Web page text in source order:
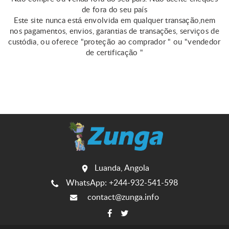
de fora do seu país
Este site nunca está envolvida em qualquer transação,nem
nos pagamentos, envios, garantias de transações, serviços de
custódia, ou oferece "proteção ao comprador " ou "vendedor
de certificação "
Luanda, Angola
WhatsApp: +244-932-541-598
contact@zunga.info